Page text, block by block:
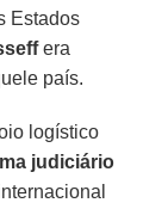
Estados
era
país.
logístico
judiciário